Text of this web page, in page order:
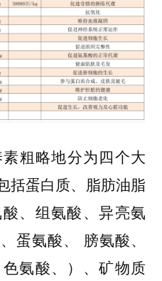
粗略地分为四个大
括蛋白质、脂肪油脂
酸、组氨酸、异亮氨
蛋氨酸、 膀氨酸、
氨酸、）、矿物质